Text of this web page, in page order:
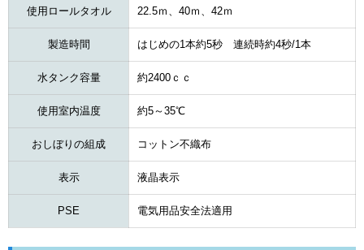
使用ロールタオル 22.5ｍ、40ｍ、42ｍ
製造時間 はじめの1本約5秒 連続時約4秒/1本
水タンク容量 約2400ｃｃ
使用室内温度 約5～35℃
おしぼりの組成 コットン不織布
表示 液晶表示
PSE 電気用品安全法適用